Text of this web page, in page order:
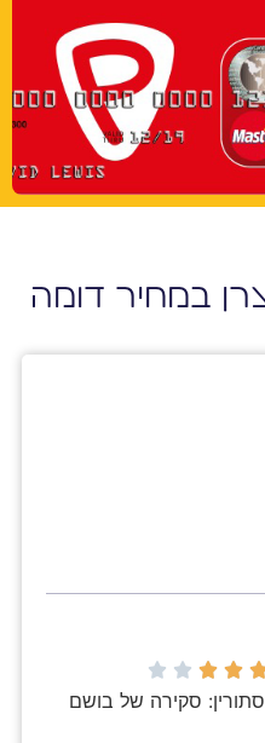
במחיר דומה
מסע אל ממלכת הפיתוי והמסתורין: סקירה של בושם